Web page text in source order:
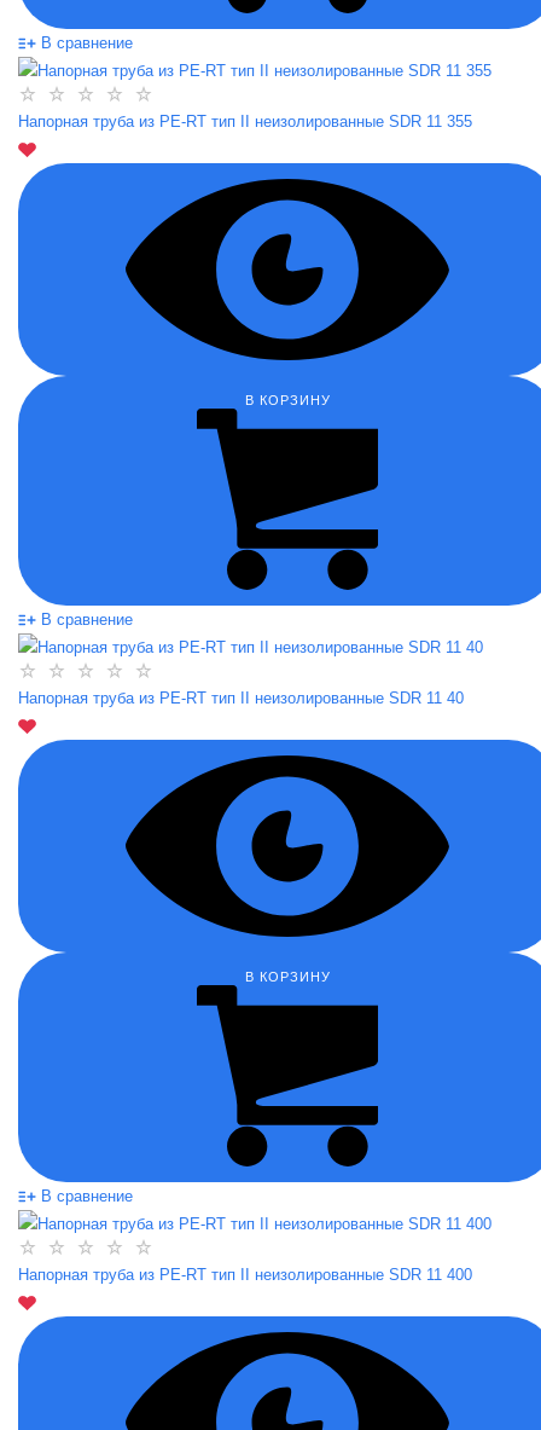
В сравнение
Напорная труба из PE-RT тип II неизолированные SDR 11 355
В КОРЗИНУ
В сравнение
Напорная труба из PE-RT тип II неизолированные SDR 11 40
В КОРЗИНУ
В сравнение
Напорная труба из PE-RT тип II неизолированные SDR 11 400